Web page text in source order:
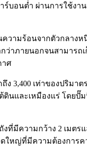
อนต่ำ ผ่านการใช้งา
วามร้อนจากตัวกลาง
ภายนอกจนสามารถเ
าศ
ง 3,400 เท่าของปริม
นและเหมืองแร่ โดยปั๊
มีความกว้าง 2 เมตรแ
หญ่ที่มีความต้องการ